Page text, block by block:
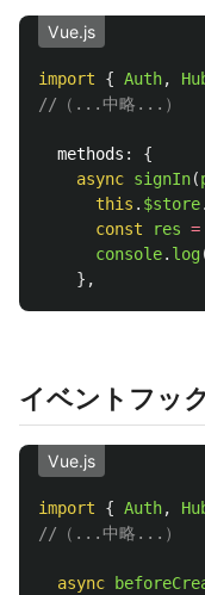
Vue.js
import { Auth,
//（...中略...）
methods :
{
async signIn(
this . $store.
const
res =
console. log
},
イベントフッ
Vue.js
import { Auth,
//（...中略...）
async